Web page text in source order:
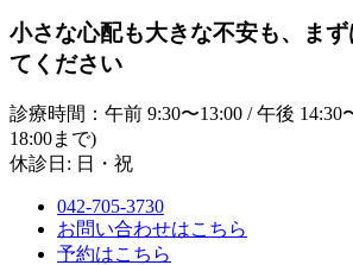
小さな心配も大きな不安も、まず
てください
診療時間：午前 9:30〜13:00 / 午後 14:30
18:00まで)
休診日: 日・祝
042-705-3730
お問い合わせはこちら
予約はこちら